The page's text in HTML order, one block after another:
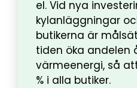
el. Vid nya
kylanläggningar
butikerna är
tiden öka andelen
värmeenergi, så
% i alla butiker.